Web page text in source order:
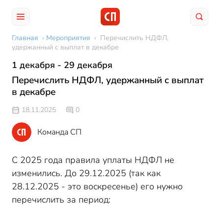
Главная › Мероприятия › Перечислить НДФЛ,
удержанный с выплат в декабре
1 декабря - 29 декабря
Перечислить НДФЛ, удержанный с выплат
в декабре
18.11.2025 0
Команда СП
С 2025 года правила уплаты НДФЛ не
изменились. До 29.12.2025 (так как
28.12.2025 - это воскресенье) его нужно
перечислить за период: